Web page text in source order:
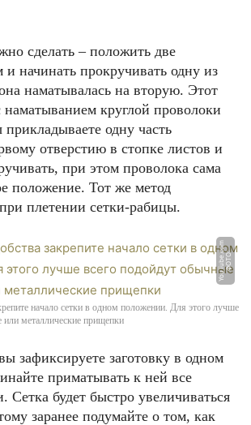
сделать – положить две
и начинать прокручивать одну из
наматывалась на вторую. Этот
круглой проволоки
одну часть
отверстию в стопке листов и
при этом проволока сама
положение. Тот же метод
плетении сетки-рабицы.
Ф
О
Т
О:
Y
o
u
T
u
b
e.
c
o
m
начало сетки в одном положении. Для этого лучше
металлические прищепки
зафиксируете заготовку в одном
приматывать к ней все
Сетка будет быстро увеличиваться
заранее подумайте о том, как